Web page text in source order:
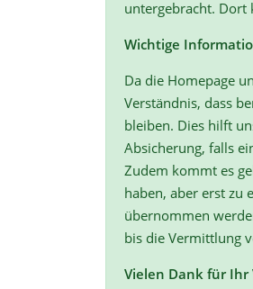
untergebracht. Dort
Wichtige
Da die Homepage
Verständnis, dass
bleiben. Dies hilft
Absicherung, falls
Zudem kommt es
haben, aber erst zu
übernommen
bis die Vermittlung
Vielen Dank für